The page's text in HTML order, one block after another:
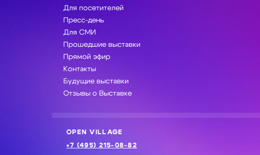
Для посетителей
Пресс-день
Для СМИ
Прошедшие выставки
Прямой эфир
Контакты
Будущие выставки
Отзывы о Выставке
OPEN VILLAGE
+7 (495) 215-08-82